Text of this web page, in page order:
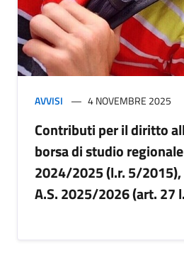
AVVISI 4 NOVEMBRE 2025
Contributi per il diritto
borsa di studio
2024/2025 (l.r. 5/
A.S. 2025/2026 (art. 27